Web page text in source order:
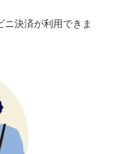
決済が利用できま